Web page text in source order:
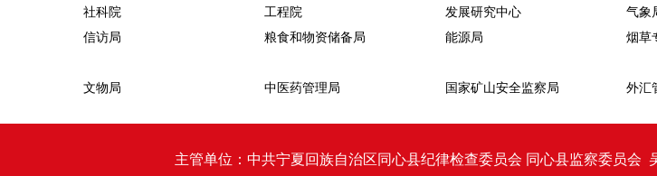
社科院
工程院 发展研究中心 气象
信访局
粮食和物资储备局 能源局 烟草
文物局
中医药管理局 国家矿山安全监察局 外汇
主管单位：中共宁夏回族自治区同心县纪律检查委员会 同心县监察委员会